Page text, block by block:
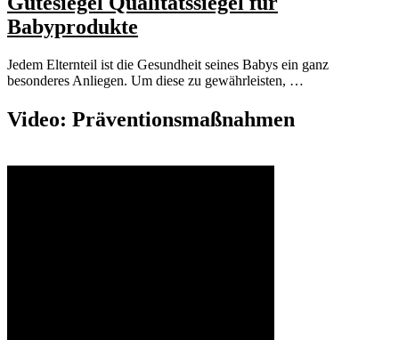
Babyprodukte
Jedem Elternteil ist die Gesundheit seines Babys ein ganz
besonderes Anliegen. Um diese zu gewährleisten, …
Video: Präventionsmaßnahmen